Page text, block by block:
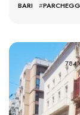
BARI
#
784